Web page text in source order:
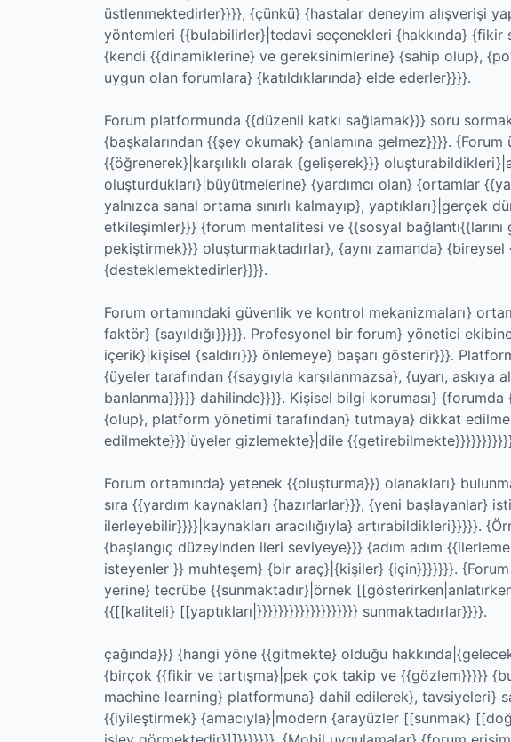
üstlenmektedirler}}}}, {çünkü} {hastalar deneyim alışverişi
yöntemleri {{bulabilirler}|tedavi seçenekleri {hakkında}
{kendi {{dinamiklerine} ve gereksinimlerine} {sahip olup},
uygun olan forumlara} {katıldıklarında} elde ederler}}}}.
Forum platformunda {{düzenli katkı sağlamak}}} soru
{başkalarından {{şey okumak} {anlamına gelmez}}}}.
{{öğrenerek}|karşılıklı olarak {gelişerek}}}
oluşturdukları}|büyütmelerine} {yardımcı olan} {ortamlar
yalnızca sanal ortama sınırlı kalmayıp}, yaptıkları}|gerçek
etkileşimler}}} {forum mentalitesi ve {{sosyal
pekiştirmek}}} oluşturmaktadırlar}, {aynı zamanda}
{desteklemektedirler}}}}.
Forum ortamındaki güvenlik ve kontrol mekanizmaları}
faktör} {sayıldığı}}}}}. Profesyonel bir forum} yönetici
içerik}|kişisel {saldırı}}} önlemeye} başarı gösterir}}}.
{üyeler tarafından {{saygıyla karşılanmazsa}, {uyarı, askıya
banlanma}}}}} dahilinde}}}}. Kişisel bilgi koruması}
{olup}, platform yönetimi tarafından} tutmaya} dikkat
edilmekte}}}|üyeler gizlemekte}|dile
Forum ortamında} yetenek {{oluşturma}}} olanakları}
sıra {{yardım kaynakları} {hazırlarlar}}}, {yeni başlayanlar}
ilerleyebilir}}}}|kaynakları aracılığıyla} artırabildikleri}}}}}.
{başlangıç düzeyinden ileri seviyeye}}} {adım adım
isteyenler }} muhteşem} {bir araç}|{kişiler} {için}}}}}}}.
yerine} tecrübe {{sunmaktadır}|örnek
{{[[kaliteli} [[yaptıkları|}}}}}}}}}}}}}}}}}}} sunmaktadırlar}}}}.
çağında}}} {hangi yöne {{gitmekte} olduğu
{birçok {{fikir ve tartışma}|pek çok takip ve {{gözlem}}}}}
machine learning} platformuna} dahil edilerek}, tavsiyeleri}
{{iyileştirmek} {amacıyla}|modern {arayüzler [[sunmak}